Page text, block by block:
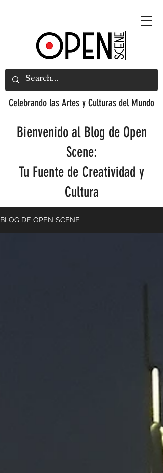
Celebrando las Artes y Culturas del Mundo
Bienvenido al Blog de Open
Scene:
Tu Fuente de Creatividad y
Cultura
BLOG DE OPEN SCENE